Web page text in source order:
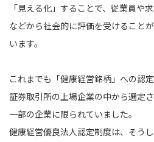
「見える化」することで、従業員や
などから社会的に評価を受けること
います。
これまでも「健康経営銘柄」への認
証券取引所の上場企業の中から選定
一部の企業に限られていました。
健康経営優良法人認定制度は、そう